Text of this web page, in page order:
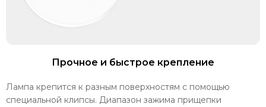
Прочное и быстрое крепление
Лампа крепится к разным поверхностям с помощью
специальной клипсы. Диапазон зажима прищепки